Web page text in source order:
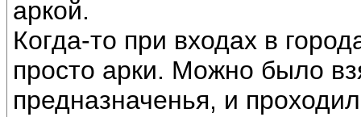
аркой.
Когда-то при входах в
просто арки. Можно было
предназначенья, и